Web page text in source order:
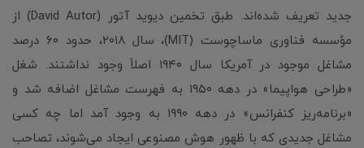
جدید تعریف شده‌اند. طبق تخمین دیوید آتور (David Autor) از
مؤسسه فناوری ماساچوست (MIT)، سال ۲۰۱۸، حدود ۶۰ درصد
مشاغل موجود در آمریکا سال ۱۹۴۰ اصلاً وجود نداشتند. شغل
«طراحی هواپیما» در دهه ۱۹۵۰ به فهرست مشاغل اضافه شد و
«برنامه‌ریز کنفرانس» در دهه ۱۹۹۰ به وجود آمد اما چه کسی
مشاغل جدیدی که با ظهور هوش مصنوعی ایجاد می‌شوند، تصاحب